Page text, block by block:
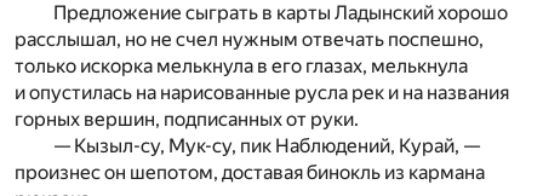
Предложение сыграть в карты Ладынский хорошо
расслышал, но не счел нужным отвечать поспешно,
только искорка мелькнула в его глазах, мелькнула
и опустилась на нарисованные русла рек и на названия
горных вершин, подписанных от руки.
— Кызыл-су, Мук-су, пик Наблюдений, Курай, —
произнес он шепотом, доставая бинокль из кармана